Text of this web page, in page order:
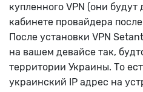
купленного VPN (они
кабинете провайдера
После установки VPN
на вашем девайсе так,
территории Украины. То
украинский IP адрес на